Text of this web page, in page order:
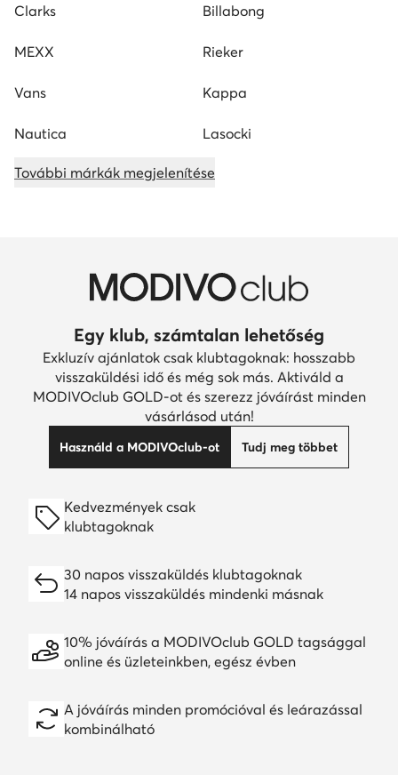
Clarks Billabong
MEXX Rieker
Vans Kappa
Nautica Lasocki
További márkák megjelenítése
Egy klub, számtalan lehetőség
Exkluzív ajánlatok csak klubtagoknak: hosszabb
visszaküldési idő és még sok más. Aktiváld a
MODIVOclub GOLD-ot és szerezz jóváírást minden
vásárlásod után!
Használd a MODIVOclub-ot Tudj meg többet
Kedvezmények csak
klubtagoknak
30 napos visszaküldés klubtagoknak
14 napos visszaküldés mindenki másnak
10% jóváírás a MODIVOclub GOLD tagsággal
online és üzleteinkben, egész évben
A jóváírás minden promócióval és leárazással
kombinálható